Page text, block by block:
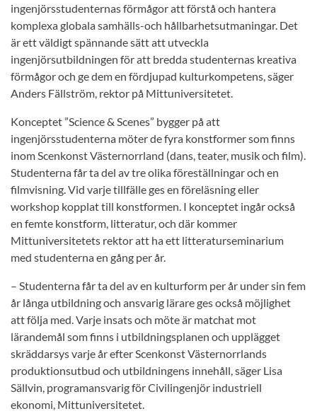
ingenjörsstudenternas förmågor att förstå och hantera
komplexa globala samhälls-och hållbarhetsutmaningar. Det
är ett väldigt spännande sätt att utveckla
ingenjörsutbildningen för att bredda studenternas kreativa
förmågor och ge dem en fördjupad kulturkompetens, säger
Anders Fällström, rektor på Mittuniversitetet.
Konceptet ”Science & Scenes” bygger på att
ingenjörsstudenterna möter de fyra konstformer som finns
inom Scenkonst Västernorrland (dans, teater, musik och film).
Studenterna får ta del av tre olika föreställningar och en
filmvisning. Vid varje tillfälle ges en föreläsning eller
workshop kopplat till konstformen. I konceptet ingår också
en femte konstform, litteratur, och där kommer
Mittuniversitetets rektor att ha ett litteraturseminarium
med studenterna en gång per år.
– Studenterna får ta del av en kulturform per år under sin fem
år långa utbildning och ansvarig lärare ges också möjlighet
att följa med. Varje insats och möte är matchat mot
lärandemål som finns i utbildningsplanen och upplägget
skräddarsys varje år efter Scenkonst Västernorrlands
produktionsutbud och utbildningens innehåll, säger Lisa
Sällvin, programansvarig för Civilingenjör industriell
ekonomi, Mittuniversitetet.